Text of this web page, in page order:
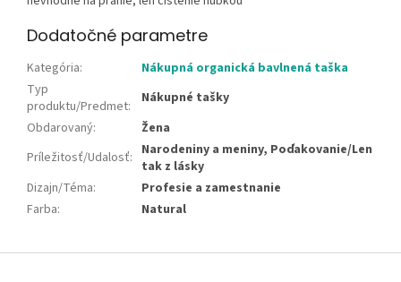
Dodatočné parametre
Kategória:
Nákupná organická bavlnená taška
Typ
produktu/Predmet:
Nákupné tašky
Obdarovaný:
Žena
Príležitosť/Udalosť: Narodeniny a meniny, Poďakovanie/Len
tak z lásky
Dizajn/Téma:
Profesie a zamestnanie
Farba: Natural
Z